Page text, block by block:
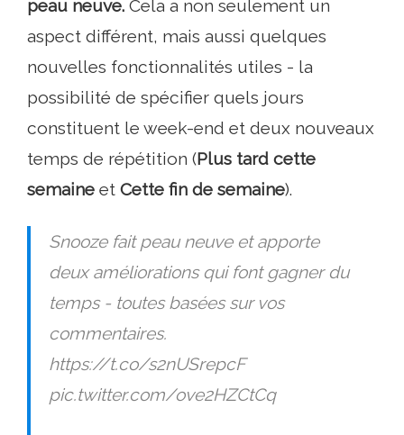
peau neuve. Cela a non seulement un
aspect différent, mais aussi quelques
nouvelles fonctionnalités utiles - la
possibilité de spécifier quels jours
constituent le week-end et deux nouveaux
temps de répétition (Plus tard cette
semaine et Cette fin de semaine).
Snooze fait peau neuve et apporte
deux améliorations qui font gagner du
temps - toutes basées sur vos
commentaires.
https://t.co/s2nUSrepcF
pic.twitter.com/ove2HZCtCq